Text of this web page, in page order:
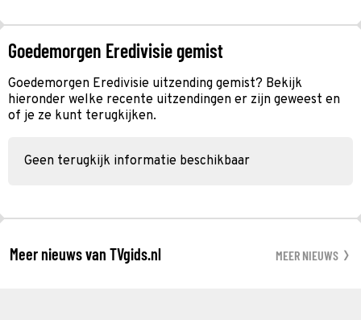
Goedemorgen Eredivisie gemist
Goedemorgen Eredivisie uitzending gemist? Bekijk
hieronder welke recente uitzendingen er zijn geweest en
of je ze kunt terugkijken.
Geen terugkijk informatie beschikbaar
Meer nieuws van TVgids.nl MEER NIEUWS